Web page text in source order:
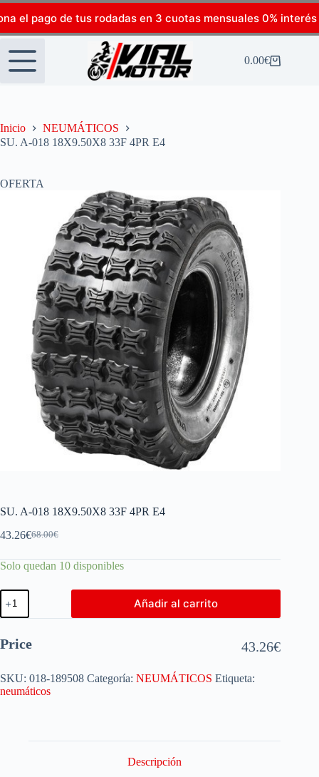
el pago de tus rodadas en 3 cuotas mensuales 0% interés
0.00€
Inicio
NEUMÁTICOS
SU. A-018 18X9.50X8 33F 4PR E4
OFERTA
SU. A-018 18X9.50X8 33F 4PR E4
68.00€
43.26€
Solo quedan 10 disponibles
Añadir al carrito
Price 43.26€
SKU: 018-189508 Categoría: NEUMÁTICOS Etiqueta:
neumáticos
Descripción